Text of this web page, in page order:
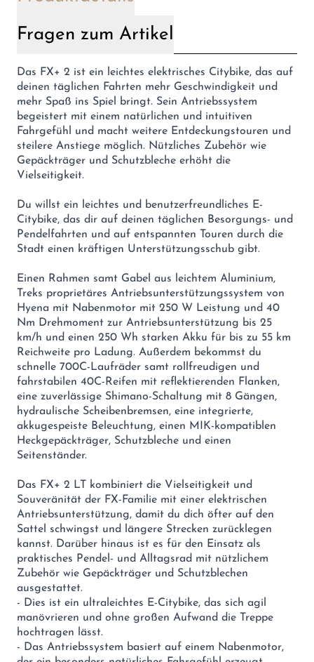
Fragen zum Artikel
Das FX+ 2 ist ein leichtes elektrisches Citybike, das auf
deinen täglichen Fahrten mehr Geschwindigkeit und
mehr Spaß ins Spiel bringt. Sein Antriebssystem
begeistert mit einem natürlichen und intuitiven
Fahrgefühl und macht weitere Entdeckungstouren und
steilere Anstiege möglich. Nützliches Zubehör wie
Gepäckträger und Schutzbleche erhöht die
Vielseitigkeit.
Du willst ein leichtes und benutzerfreundliches E-
Citybike, das dir auf deinen täglichen Besorgungs- und
Pendelfahrten und auf entspannten Touren durch die
Stadt einen kräftigen Unterstützungsschub gibt.
Einen Rahmen samt Gabel aus leichtem Aluminium,
Treks proprietäres Antriebsunterstützungssystem von
Hyena mit Nabenmotor mit 250 W Leistung und 40
Nm Drehmoment zur Antriebsunterstützung bis 25
km/h und einen 250 Wh starken Akku für bis zu 55 km
Reichweite pro Ladung. Außerdem bekommst du
schnelle 700C-Laufräder samt rollfreudigen und
fahrstabilen 40C-Reifen mit reflektierenden Flanken,
eine zuverlässige Shimano-Schaltung mit 8 Gängen,
hydraulische Scheibenbremsen, eine integrierte,
akkugespeiste Beleuchtung, einen MIK-kompatiblen
Heckgepäckträger, Schutzbleche und einen
Seitenständer.
Das FX+ 2 LT kombiniert die Vielseitigkeit und
Souveränität der FX-Familie mit einer elektrischen
Antriebsunterstützung, damit du dich öfter auf den
Sattel schwingst und längere Strecken zurücklegen
kannst. Darüber hinaus ist es für den Einsatz als
praktisches Pendel- und Alltagsrad mit nützlichem
Zubehör wie Gepäckträger und Schutzblechen
ausgestattet.
- Dies ist ein ultraleichtes E-Citybike, das sich agil
manövrieren und ohne großen Aufwand die Treppe
hochtragen lässt.
- Das Antriebssystem basiert auf einem Nabenmotor,